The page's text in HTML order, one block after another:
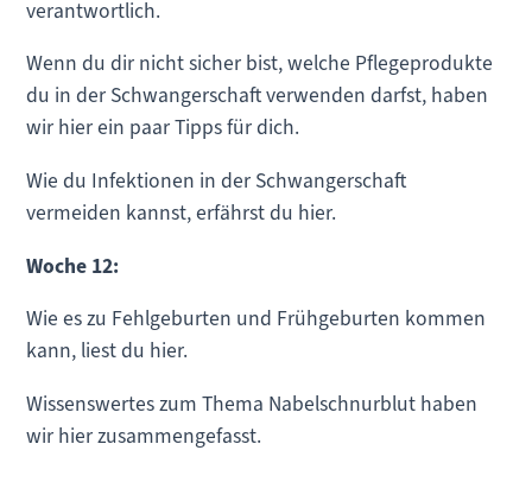
verantwortlich.
Wenn du dir nicht sicher bist, welche Pflegeprodukte
du in der Schwangerschaft verwenden darfst, haben
wir hier ein paar Tipps für dich.
Wie du Infektionen in der Schwangerschaft
vermeiden kannst, erfährst du hier.
Woche 12:
Wie es zu Fehlgeburten und Frühgeburten kommen
kann, liest du hier.
Wissenswertes zum Thema Nabelschnurblut haben
wir hier zusammengefasst.